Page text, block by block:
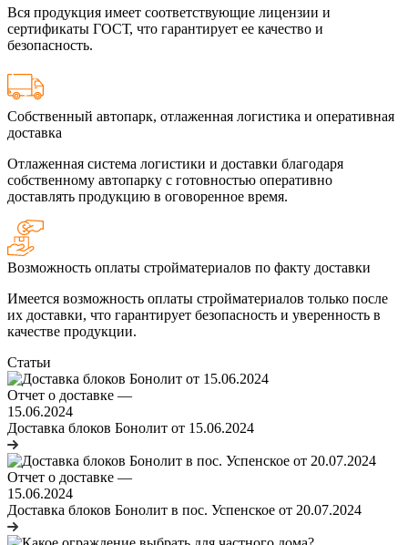
Вся продукция имеет соответствующие лицензии и
сертификаты ГОСТ, что гарантирует ее качество и
безопасность.
Собственный автопарк, отлаженная логистика и оперативная
доставка
Отлаженная система логистики и доставки благодаря
собственному автопарку с готовностью оперативно
доставлять продукцию в оговоренное время.
Возможность оплаты стройматериалов по факту доставки
Имеется возможность оплаты стройматериалов только после
их доставки, что гарантирует безопасность и уверенность в
качестве продукции.
Статьи
Отчет о доставке —
15.06.2024
Доставка блоков Бонолит от 15.06.2024
Отчет о доставке —
15.06.2024
Доставка блоков Бонолит в пос. Успенское от 20.07.2024